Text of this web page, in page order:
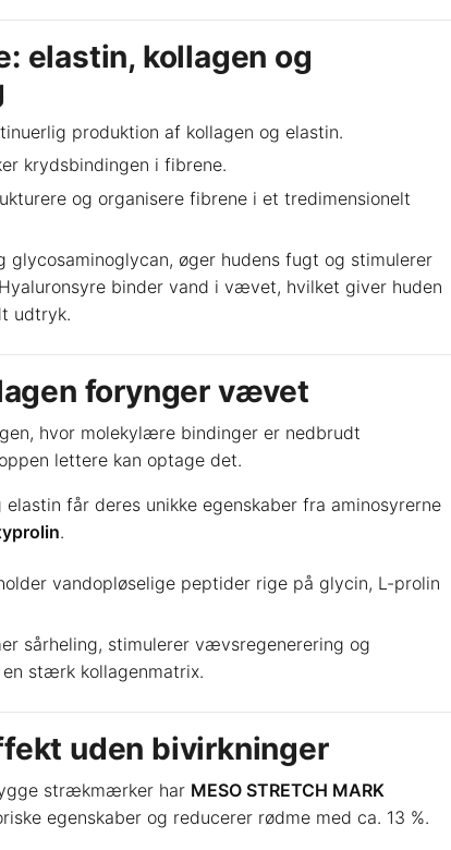
elastin, kollagen og
produktion af kollagen og elastin.
krydsbindingen i fibrene.
og organisere fibrene i et tredimensionelt
glycosaminoglycan, øger hudens fugt og stimulerer
binder vand i vævet, hvilket giver huden
udtryk.
forynger vævet
hvor molekylære bindinger er nedbrudt
lettere kan optage det.
elastin får deres unikke egenskaber fra aminosyrerne
.
vandopløselige peptider rige på glycin, L-prolin
sårheling, stimulerer vævsregenerering og
stærk kollagenmatrix.
uden bivirkninger
strækmærker har MESO STRETCH MARK
egenskaber og reducerer rødme med ca. 13 %.